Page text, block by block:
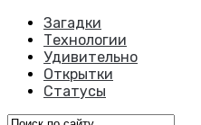
Загадки
Технологии
Удивительно
Открытки
Статусы